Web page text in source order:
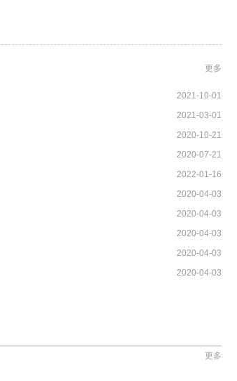
更多
2021-10-01
2021-03-01
2020-10-21
2020-07-21
2022-01-16
2020-04-03
2020-04-03
2020-04-03
2020-04-03
2020-04-03
更多